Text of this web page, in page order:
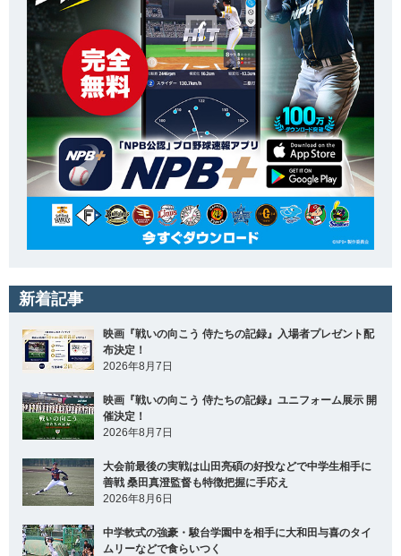
新着記事
映画『戦いの向こう 侍たちの記録』入場者プレゼント配
布決定！
2026年8月7日
映画『戦いの向こう 侍たちの記録』ユニフォーム展示 開
催決定！
2026年8月7日
大会前最後の実戦は山田亮碩の好投などで中学生相手に
善戦 桑田真澄監督も特徴把握に手応え
2026年8月6日
中学軟式の強豪・駿台学園中を相手に大和田与喜のタイ
ムリーなどで食らいつく